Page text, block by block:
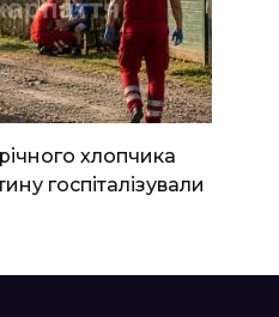
хлопчика
госпіталізували